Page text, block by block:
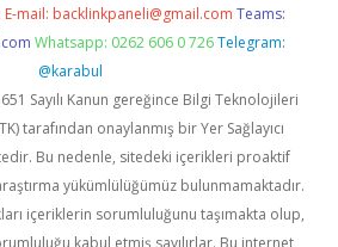
E-mail: backlinkpaneli@gmail.com Teams:
Whatsapp: 0262 606 0 726 Telegram:
@karabul
Sayılı Kanun gereğince Bilgi Teknolojileri
tarafından onaylanmış bir Yer Sağlayıcı
Bu nedenle, sitedeki içerikleri proaktif
yükümlülüğümüz bulunmamaktadır.
içeriklerin sorumluluğunu taşımakta olup,
kabul etmiş sayılırlar. Bu internet